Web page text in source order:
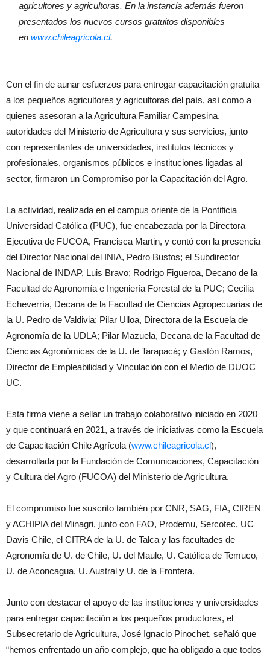
agricultores y agricultoras. En la instancia además fueron
presentados los nuevos cursos gratuitos disponibles
en www.chileagricola.cl.
Con el fin de aunar esfuerzos para entregar capacitación gratuita
a los pequeños agricultores y agricultoras del país, así como a
quienes asesoran a la Agricultura Familiar Campesina,
autoridades del Ministerio de Agricultura y sus servicios, junto
con representantes de universidades, institutos técnicos y
profesionales, organismos públicos e instituciones ligadas al
sector, firmaron un Compromiso por la Capacitación del Agro.
La actividad, realizada en el campus oriente de la Pontificia
Universidad Católica (PUC), fue encabezada por la Directora
Ejecutiva de FUCOA, Francisca Martin, y contó con la presencia
del Director Nacional del INIA, Pedro Bustos; el Subdirector
Nacional de INDAP, Luis Bravo; Rodrigo Figueroa, Decano de la
Facultad de Agronomía e Ingeniería Forestal de la PUC; Cecilia
Echeverría, Decana de la Facultad de Ciencias Agropecuarias de
la U. Pedro de Valdivia; Pilar Ulloa, Directora de la Escuela de
Agronomía de la UDLA; Pilar Mazuela, Decana de la Facultad de
Ciencias Agronómicas de la U. de Tarapacá; y Gastón Ramos,
Director de Empleabilidad y Vinculación con el Medio de DUOC
UC.
Esta firma viene a sellar un trabajo colaborativo iniciado en 2020
y que continuará en 2021, a través de iniciativas como la Escuela
de Capacitación Chile Agrícola (www.chileagricola.cl),
desarrollada por la Fundación de Comunicaciones, Capacitación
y Cultura del Agro (FUCOA) del Ministerio de Agricultura.
El compromiso fue suscrito también por CNR, SAG, FIA, CIREN
y ACHIPIA del Minagri, junto con FAO, Prodemu, Sercotec, UC
Davis Chile, el CITRA de la U. de Talca y las facultades de
Agronomía de U. de Chile, U. del Maule, U. Católica de Temuco,
U. de Aconcagua, U. Austral y U. de la Frontera.
Junto con destacar el apoyo de las instituciones y universidades
para entregar capacitación a los pequeños productores, el
Subsecretario de Agricultura, José Ignacio Pinochet, señaló que
“hemos enfrentado un año complejo, que ha obligado a que todos